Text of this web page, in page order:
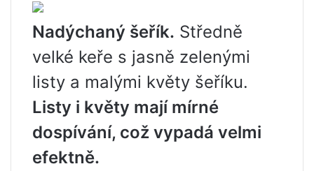
Nadýchaný šeřík. Středně
velké keře s jasně zelenými
listy a malými květy šeříku.
Listy i květy mají mírné
dospívání, což vypadá velmi
efektně.